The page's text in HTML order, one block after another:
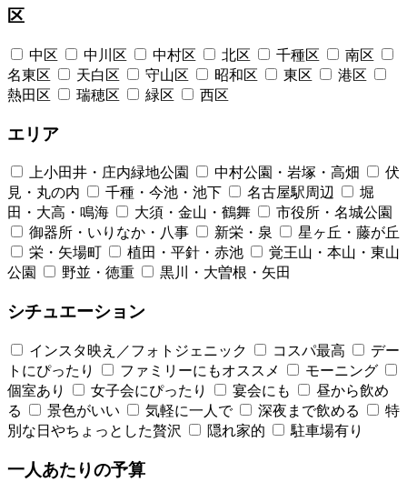
区
中区 中川区 中村区 北区 千種区
南区
名東区
天白区 守山区 昭和区 東区
港区
熱田区
瑞穂区 緑区 西区
エリア
上小田井・庄内緑地公園 中村公園・岩塚・高畑
伏
見・丸の内
千種・今池・池下 名古屋駅周辺
堀
田・大高・鳴海
大須・金山・鶴舞
市役所・名城公園
御器所・いりなか・八事
新栄・泉
星ヶ丘・藤が丘
栄・矢場町
植田・平針・赤池
覚王山・本山・東山
公園
野並・徳重 黒川・大曽根・矢田
シチュエーション
インスタ映え／フォトジェニック コスパ最高
デー
トにぴったり
ファミリーにもオススメ
モーニング
個室あり
女子会にぴったり 宴会にも
昼から飲め
る
景色がいい 気軽に一人で 深夜まで飲める
特
別な日やちょっとした贅沢
隠れ家的 駐車場有り
一人あたりの予算